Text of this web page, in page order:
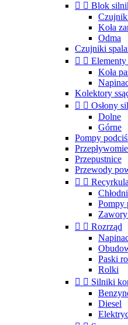
  Blok
Koła
Odma
Czujniki
  Elementy
Koła
Kolektory
  Osłony
Dolne
Górne
Pompy
Przepustnice
Przewody
 
Pompy
  Rozrząd
Paski
Rolki
  Silniki
Diesel